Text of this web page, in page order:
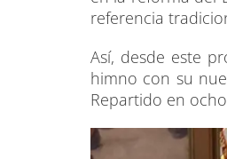
referencia
Así, desde este
himno con su
Repartido en